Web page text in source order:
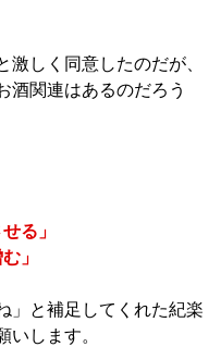
激しく同意したのだが、
酒関連はあるのだろう
る」
」
」と補足してくれた紀楽
いします。